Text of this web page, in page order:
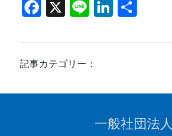
F
c
e
X Li
e
Li
k
記事カテゴリー：
一般社団法人